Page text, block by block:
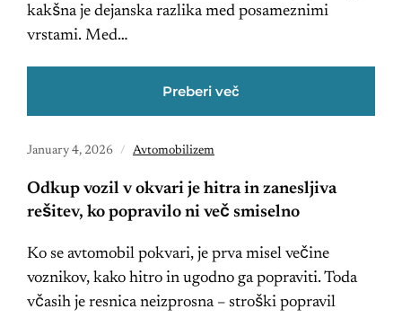
kakšna je dejanska razlika med posameznimi
vrstami. Med…
Preberi več
January 4, 2026 Avtomobilizem
Odkup vozil v okvari je hitra in zanesljiva
rešitev, ko popravilo ni več smiselno
Ko se avtomobil pokvari, je prva misel večine
voznikov, kako hitro in ugodno ga popraviti. Toda
včasih je resnica neizprosna – stroški popravil